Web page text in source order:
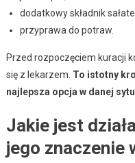
dodatkowy składnik
przyprawa do potraw.
Przed rozpoczęciem kuracji
się z lekarzem. To istotny
najlepsza opcja w danej
Jakie jest
jego znaczenie